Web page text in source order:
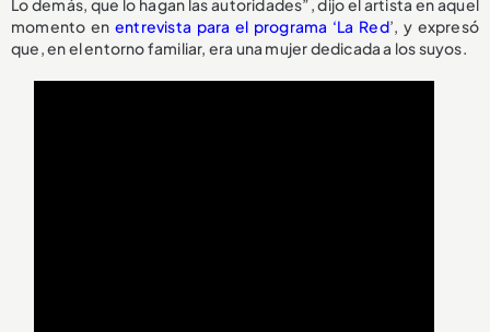
Lo demás, que lo hagan las autoridades”, dijo el artista en aquel
momento en entrevista para el programa ‘La Red’, y expresó
que, en el entorno familiar, era una mujer dedicada a los suyos.